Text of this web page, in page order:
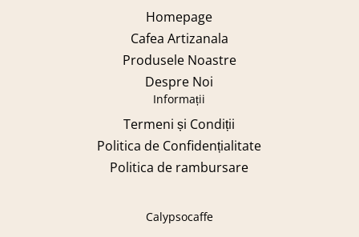
Homepage
Cafea Artizanala
Produsele Noastre
Despre Noi
Informații
Termeni și Condiții
Politica de Confidențialitate
Politica de rambursare
Calypsocaffe